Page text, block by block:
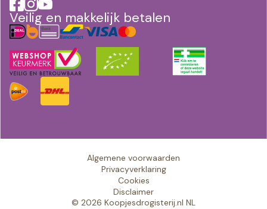
Veilig en makkelijk betalen
© 2026 Koopjesdrogisterij.nl NL
Algemene voorwaarden
Privacyverklaring
Cookies
Disclaimer